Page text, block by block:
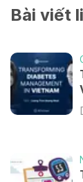
12 tuần
Bài viết